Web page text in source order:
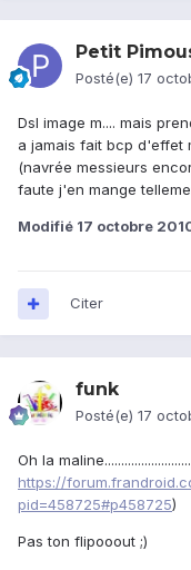
Petit
Posté(e) 17
Dsl image m.... mais
a jamais fait bcp d'effet
(navrée messieurs
faute j'en mange
Modifié 17 octobre
Citer
funk
Posté(e) 17
Oh la
https://
pid=458725#p458725)
Pas ton flipooout ;)